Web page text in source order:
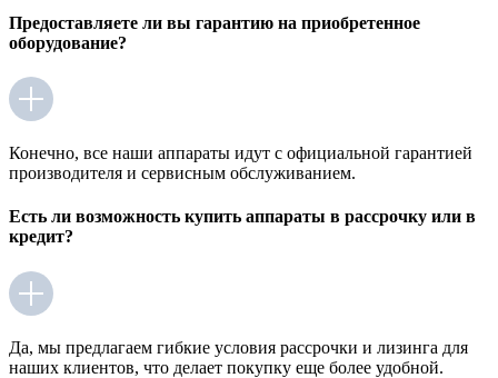
Предоставляете ли вы гарантию на приобретенное
оборудование?
Конечно, все наши аппараты идут с официальной гарантией
производителя и сервисным обслуживанием.
Есть ли возможность купить аппараты в рассрочку или в
кредит?
Да, мы предлагаем гибкие условия рассрочки и лизинга для
наших клиентов, что делает покупку еще более удобной.